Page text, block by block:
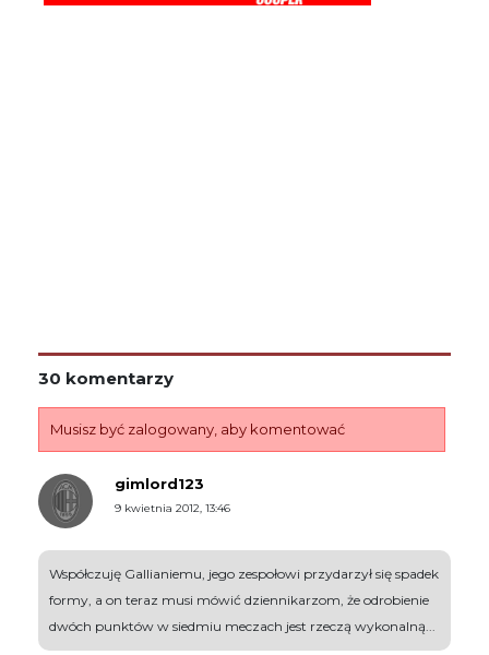
30 komentarzy
Musisz być zalogowany, aby komentować
gimlord123
9 kwietnia 2012, 13:46
Współczuję Gallianiemu, jego zespołowi przydarzył się spadek
formy, a on teraz musi mówić dziennikarzom, że odrobienie
dwóch punktów w siedmiu meczach jest rzeczą wykonalną...